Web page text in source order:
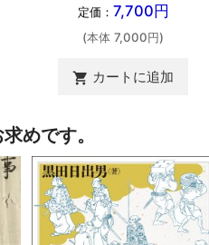
定価： 7,700円
(本体 7,000円)
shopping_cart カートに追加
めです。